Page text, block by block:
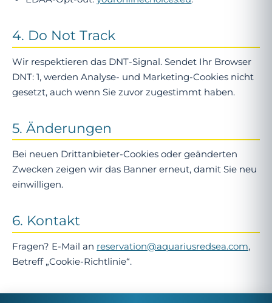
4. Do Not Track
Wir respektieren das DNT-Signal. Sendet Ihr Browser
DNT: 1, werden Analyse- und Marketing-Cookies nicht
gesetzt, auch wenn Sie zuvor zugestimmt haben.
5. Änderungen
Bei neuen Drittanbieter-Cookies oder geänderten
Zwecken zeigen wir das Banner erneut, damit Sie neu
einwilligen.
6. Kontakt
Fragen? E-Mail an reservation@aquariusredsea.com,
Betreff „Cookie-Richtlinie“.